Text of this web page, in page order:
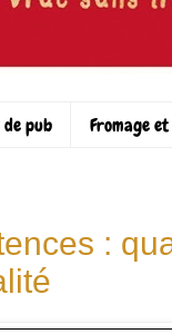
pub Fromage
: